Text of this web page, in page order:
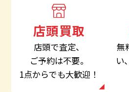
店頭買取
店頭で査定、
ご予約は不要。
1点からでも大歓迎！
無
い、